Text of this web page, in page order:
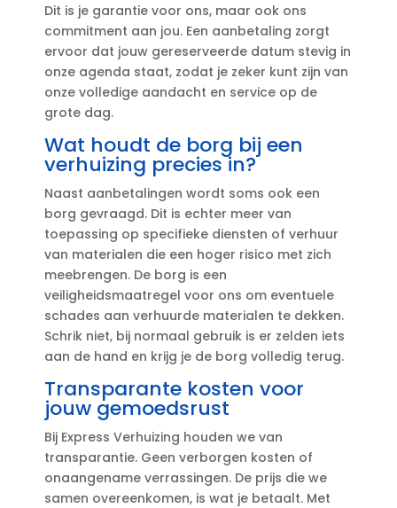
Dit is je garantie voor ons, maar ook ons
commitment aan jou.​ Een aanbetaling zorgt
ervoor dat jouw gereserveerde datum stevig in
onze agenda staat, zodat je zeker kunt zijn van
onze volledige aandacht en service op de
grote dag.​
Wat houdt de borg bij een
verhuizing precies in?
Naast aanbetalingen wordt soms ook een
borg gevraagd.​ Dit is echter meer van
toepassing op specifieke diensten of verhuur
van materialen die een hoger risico met zich
meebrengen.​ De borg is een
veiligheidsmaatregel voor ons om eventuele
schades aan verhuurde materialen te dekken.​
Schrik niet, bij normaal gebruik is er zelden iets
aan de hand en krijg je de borg volledig terug.​
Transparante kosten voor
jouw gemoedsrust
Bij Express Verhuizing houden we van
transparantie.​ Geen verborgen kosten of
onaangename verrassingen.​ De prijs die we
samen overeenkomen, is wat je betaalt.​ Met